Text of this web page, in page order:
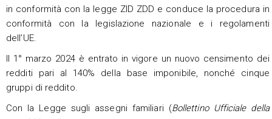
in conformità con la legge ZID ZDD e conduce la procedura in
conformità con la legislazione nazionale e i regolamenti
dell’UE.
Il 1° marzo 2024 è entrato in vigore un nuovo censimento dei
redditi pari al 140% della base imponibile, nonché cinque
gruppi di reddito.
Con la Legge sugli assegni familiari (Bollettino Ufficiale della